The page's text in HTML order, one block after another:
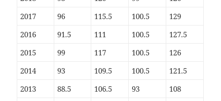
2017
96 115.5 100.5
129
2016
91.5 111 100.5
127.5
2015
99 117 100.5
126
2014
93 109.5 100.5
121.5
2013
88.5 106.5 93
108